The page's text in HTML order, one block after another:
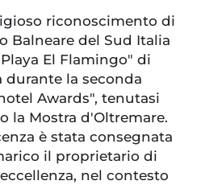
riconoscimento di
Balneare del Sud Italia
El Flamingo" di
durante la seconda
Awards", tenutasi
la Mostra d'Oltremare.
è stata consegnata
il proprietario di
nel contesto